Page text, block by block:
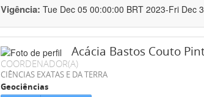
Vigência: Tue Dec 05 00:00:00 BRT 2023-Fri Dec
Acácia Bastos Couto
COORDENADOR(A)
CIÊNCIAS EXATAS E DA TERRA
Geociências